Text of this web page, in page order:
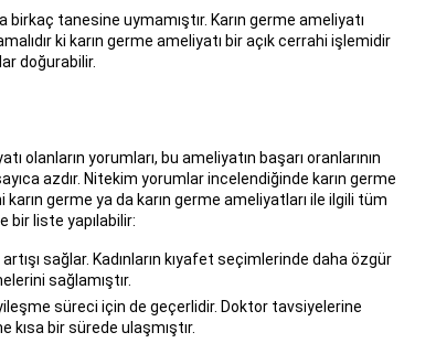
tanesine uymamıştır. Karın germe ameliyatı
ki karın germe ameliyatı bir açık cerrahi işlemidir
doğurabilir.
yorumları, bu ameliyatın başarı oranlarının
azdır. Nitekim yorumlar incelendiğinde karın germe
germe ya da karın germe ameliyatları ile ilgili tüm
bir liste yapılabilir:
sağlar. Kadınların kıyafet seçimlerinde daha özgür
sağlamıştır.
süreci için de geçerlidir. Doktor tavsiyelerine
bir sürede ulaşmıştır.